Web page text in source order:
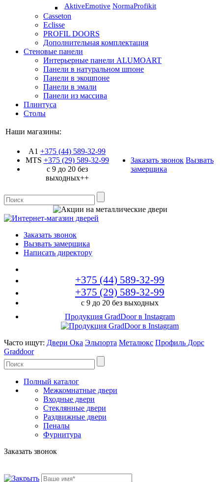
AktiveEmotive NormaProfikit
Casseton
Eclisse
PROFIL DOORS
Дополнительная комплектация
Стеновые панели
Интерьерные панели ALUMOART
Панели в натуральном шпоне
Панели в экошпоне
Панели в эмали
Панели из массива
Плинтуса
Столы
Наши магазины:
A1 +375 (44) 589-32-99
MTS +375 (29)589-32-99
с 9 до 20 без
выходных++
Заказать звонок Вызвать
замерщика
Заказать звонок
Вызвать замерщика
Написать директору
+375 (44) 589-32-99
+375 (29) 589-32-99
с 9 до 20 без выходных
Продукция GradDoor в Instagram
Часто ищут: Двери Ока Эльпорта Металюкс Профиль Дорс
Graddoor
Полный каталог
Межкомнатные двери
Входные двери
Стеклянные двери
Раздвижные двери
Пеналы
Фурнитура
Заказать звонок